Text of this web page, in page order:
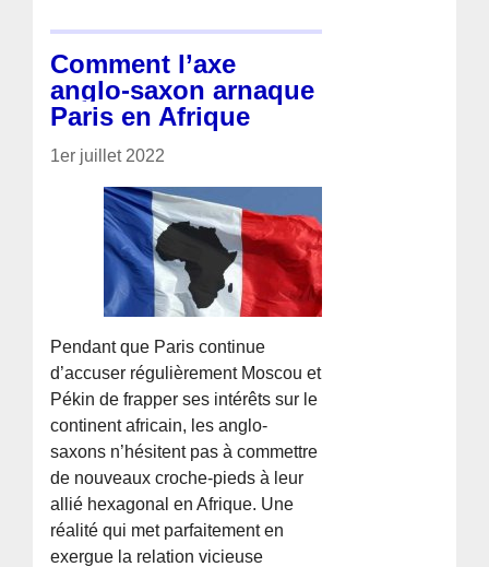
Comment l’axe
anglo-saxon arnaque
Paris en Afrique
1er juillet 2022
Pendant que Paris continue
d’accuser régulièrement Moscou et
Pékin de frapper ses intérêts sur le
continent africain, les anglo-
saxons n’hésitent pas à commettre
de nouveaux croche-pieds à leur
allié hexagonal en Afrique. Une
réalité qui met parfaitement en
exergue la relation vicieuse